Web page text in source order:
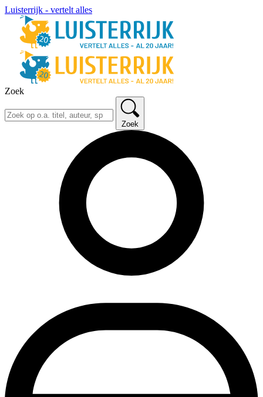
Luisterrijk - vertelt alles
Zoek
Zoek